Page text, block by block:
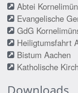
Abtei
Evangelische
GdG
Heiligtumsfahrt
Bistum Aachen
Katholische